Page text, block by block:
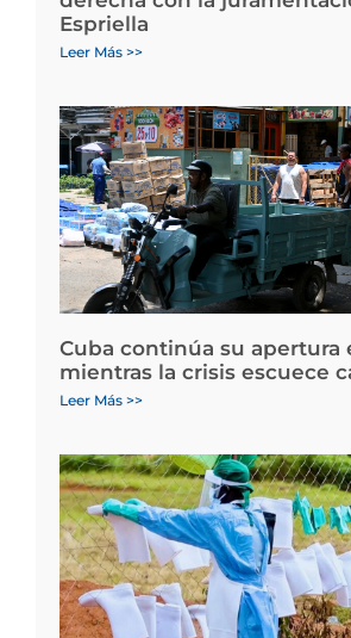
Espriella
Leer Más >>
Cuba continúa su apertura
mientras la crisis escuece
Leer Más >>